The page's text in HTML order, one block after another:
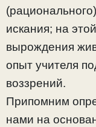
искания; на
вырождения
опыт учителя
воззрений.
Припомним
нами на